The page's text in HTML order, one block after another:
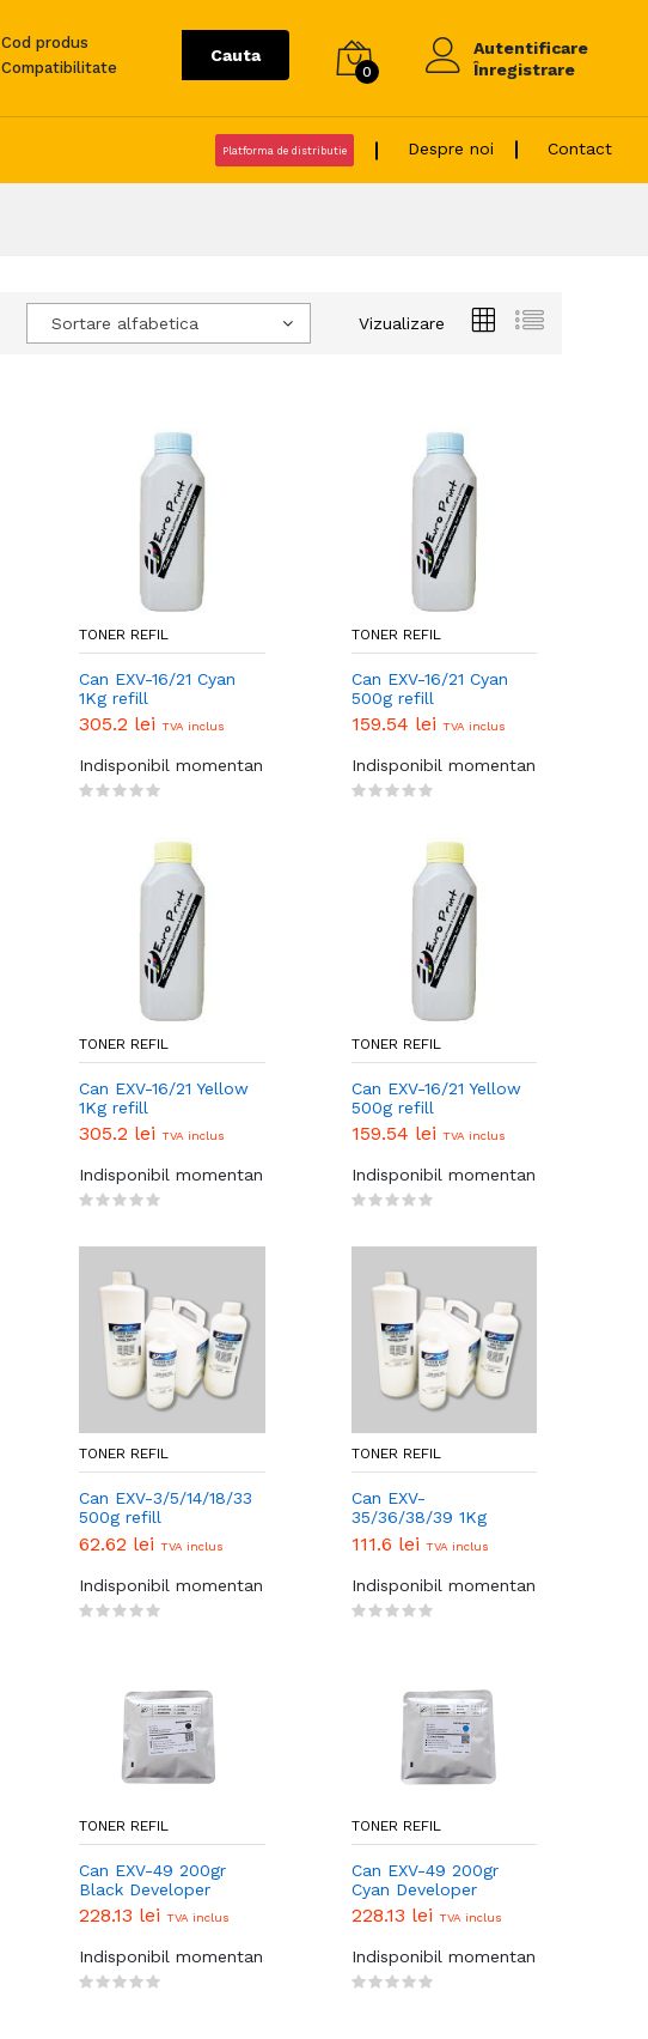
Cod produs
Compatibilitate
Cauta
0
Autentificare
Înregistrare
Platforma de distributie Despre noi Contact
Sortare alfabetica Vizualizare
TONER REFIL
Can EXV-16/21 Cyan
1Kg refill
305.2 lei TVA inclus
Indisponibil momentan
TONER REFIL
Can EXV-16/21 Cyan
500g refill
159.54 lei TVA inclus
Indisponibil momentan
TONER REFIL
Can EXV-16/21 Yellow
1Kg refill
305.2 lei TVA inclus
Indisponibil momentan
TONER REFIL
Can EXV-16/21 Yellow
500g refill
159.54 lei TVA inclus
Indisponibil momentan
TONER REFIL
Can EXV-3/5/14/18/33
500g refill
62.62 lei TVA inclus
Indisponibil momentan
TONER REFIL
Can EXV-
35/36/38/39 1Kg
refill
111.6 lei TVA inclus
Indisponibil momentan
TONER REFIL
Can EXV-49 200gr
Black Developer
228.13 lei TVA inclus
Indisponibil momentan
TONER REFIL
Can EXV-49 200gr
Cyan Developer
228.13 lei TVA inclus
Indisponibil momentan